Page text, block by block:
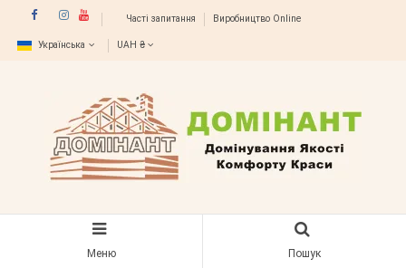
Часті запитання Виробництво Online
Українська UAH ₴
Меню Пошук